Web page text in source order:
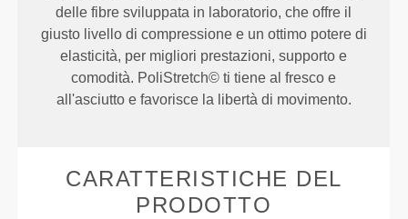
delle fibre sviluppata in laboratorio, che offre il
giusto livello di compressione e un ottimo potere di
elasticità, per migliori prestazioni, supporto e
comodità. PoliStretch© ti tiene al fresco e
all'asciutto e favorisce la libertà di movimento.
CARATTERISTICHE DEL
PRODOTTO